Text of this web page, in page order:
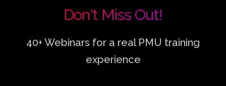
Don't Miss Out!
40+ Webinars for a real PMU training
experience